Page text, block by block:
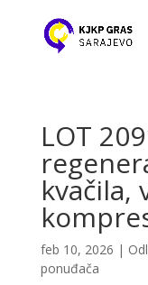
LOT
kvačila,
feb 10, 2026 |
ponuđača